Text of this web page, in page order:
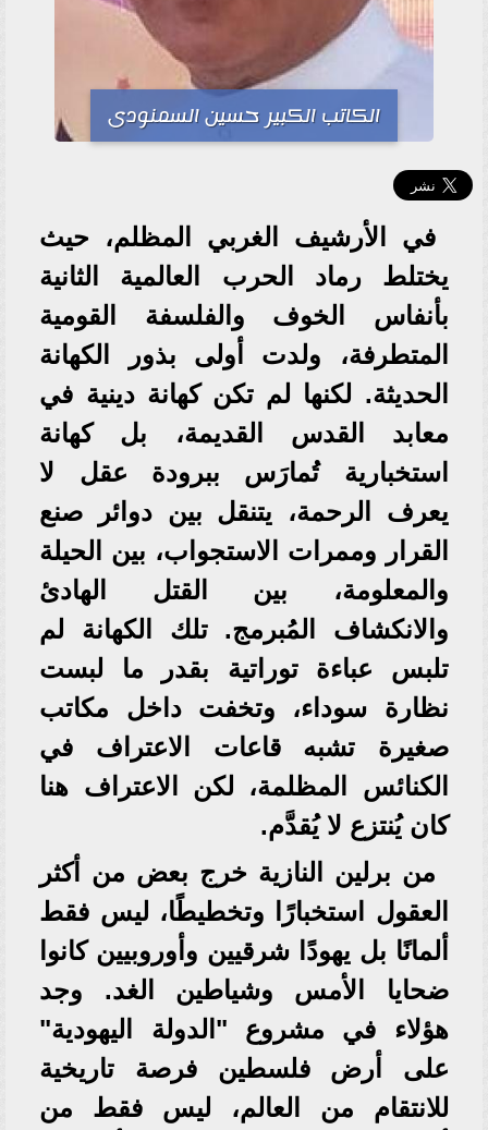
الكاتب الكبير حسين السمنودى
في الأرشيف الغربي المظلم، حيث
يختلط رماد الحرب العالمية الثانية
بأنفاس الخوف والفلسفة القومية
المتطرفة، ولدت أولى بذور الكهانة
الحديثة. لكنها لم تكن كهانة دينية في
معابد القدس القديمة، بل كهانة
استخبارية تُمارَس ببرودة عقل لا
يعرف الرحمة، يتنقل بين دوائر صنع
القرار وممرات الاستجواب، بين الحيلة
والمعلومة، بين القتل الهادئ
والانكشاف المُبرمج. تلك الكهانة لم
تلبس عباءة توراتية بقدر ما لبست
نظارة سوداء، وتخفت داخل مكاتب
صغيرة تشبه قاعات الاعتراف في
الكنائس المظلمة، لكن الاعتراف هنا
كان يُنتزع لا يُقدَّم.
من برلين النازية خرج بعض من أكثر
العقول استخبارًا وتخطيطًا، ليس فقط
ألمانًا بل يهودًا شرقيين وأوروبيين كانوا
ضحايا الأمس وشياطين الغد. وجد
هؤلاء في مشروع "الدولة اليهودية"
على أرض فلسطين فرصة تاريخية
للانتقام من العالم، ليس فقط من